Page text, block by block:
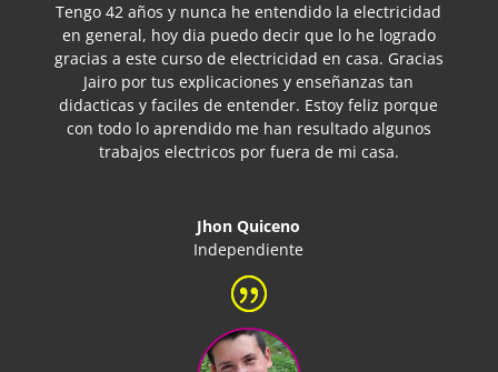
Tengo 42 años y nunca he entendido la electricidad
en general, hoy dia puedo decir que lo he logrado
gracias a este curso de electricidad en casa. Gracias
Jairo por tus explicaciones y enseñanzas tan
didacticas y faciles de entender. Estoy feliz porque
con todo lo aprendido me han resultado algunos
trabajos electricos por fuera de mi casa.
Jhon Quiceno
Independiente